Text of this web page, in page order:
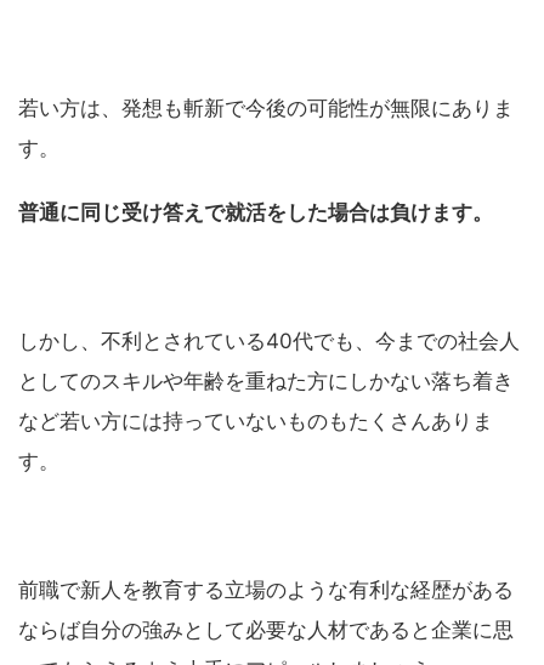
若い方は、発想も斬新で今後の可能性が無限にありま
す。
普通に同じ受け答えで就活をした場合は負けます。
しかし、不利とされている40代でも、今までの社会人
としてのスキルや年齢を重ねた方にしかない落ち着き
など若い方には持っていないものもたくさんありま
す。
前職で新人を教育する立場のような有利な経歴がある
ならば自分の強みとして必要な人材であると企業に思